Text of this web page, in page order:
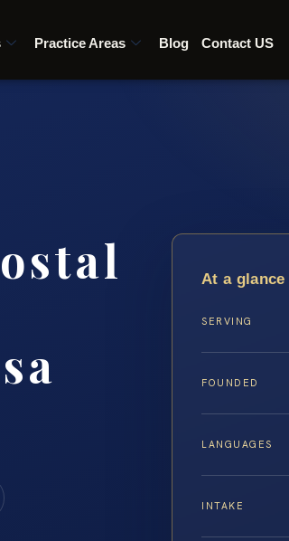
Practice Areas Blog Contact US
At a glance
SERVING
FOUNDED
LANGUAGES
INTAKE